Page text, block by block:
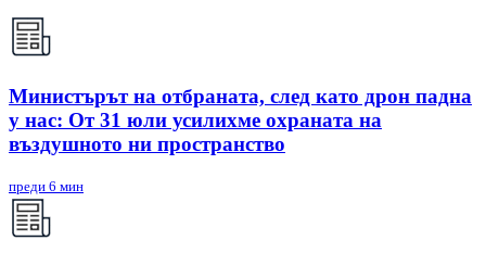
Министърът на отбраната, след като дрон падна
у нас: От 31 юли усилихме охраната на
въздушното ни пространство
преди 6 мин